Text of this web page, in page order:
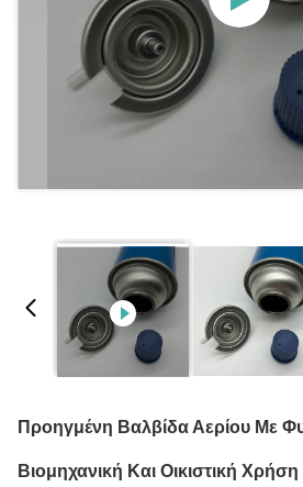
Προηγμένη Βαλβίδα Αερίου Με
Βιομηχανική Και Οικιστική